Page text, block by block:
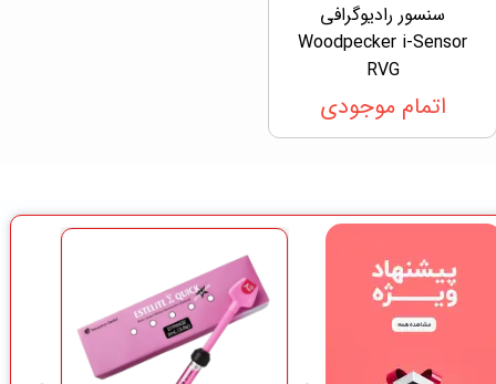
سنسور رادیوگرافی
Woodpecker i-Sensor
RVG
اتمام موجودی